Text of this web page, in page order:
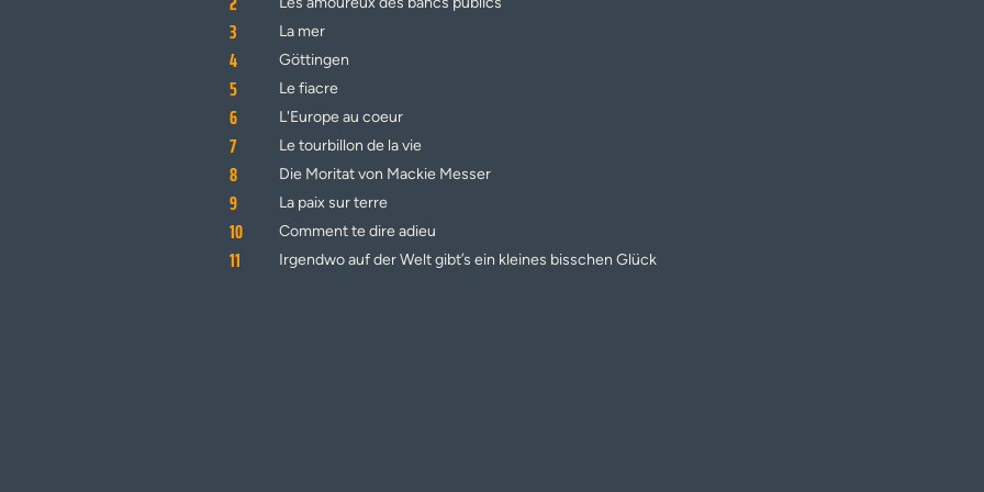
3 La mer
4 Göttingen
5 Le fiacre
6 L'Europe au coeur
7 Le tourbillon de la vie
8 Die Moritat von Mackie Messer
9 La paix sur terre
10 Comment te dire adieu
11 Irgendwo auf der Welt gibt’s ein kleines bisschen Glück